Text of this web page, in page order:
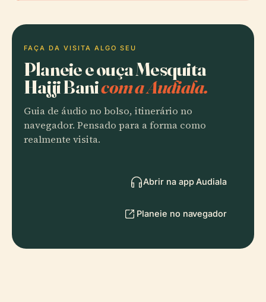
FAÇA DA VISITA ALGO SEU
Planeie e ouça Mesquita
Hajji Banicom a Audiala.
Guia de áudio no bolso, itinerário no
navegador. Pensado para a forma como
realmente visita.
Abrir na app Audiala
Planeie no navegador